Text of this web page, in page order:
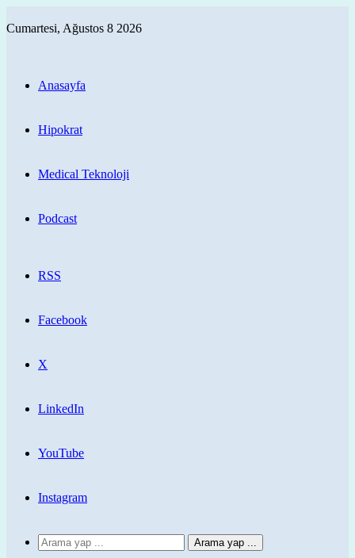
Cumartesi, Ağustos 8 2026
Anasayfa
Hipokrat
Medical Teknoloji
Podcast
RSS
Facebook
X
LinkedIn
YouTube
Instagram
Arama yap ...